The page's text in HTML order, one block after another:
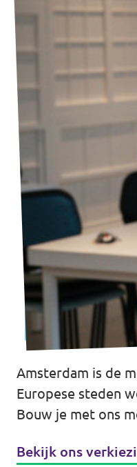
↗️ Overzicht alle
Agenda
Word lid
Wat we doen
Merch store
Doe mee
Vacatures
Contact
Amsterdam is de
Europese steden
Bouw je met ons
Bekijk ons